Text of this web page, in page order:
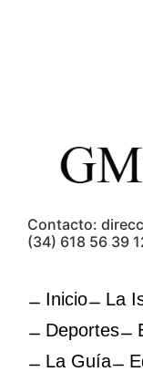
Contacto:
(34) 618 56 39
Inicio La
Deportes
La Guía